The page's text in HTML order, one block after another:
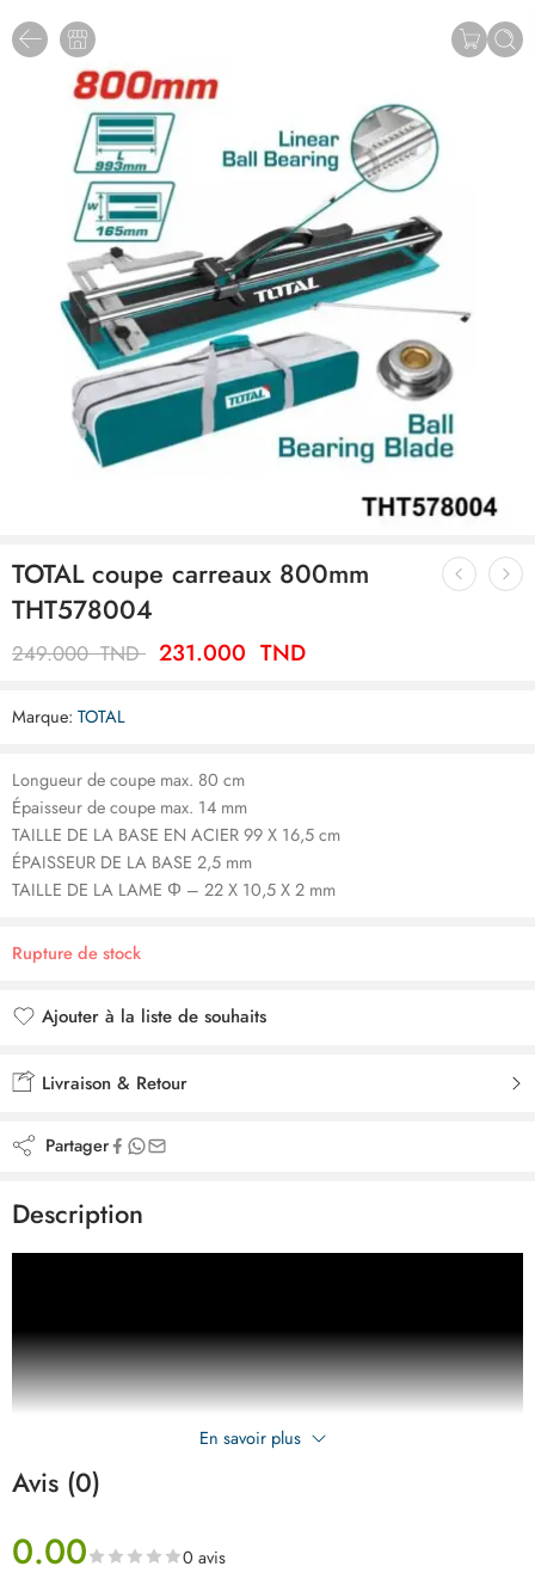
TOTAL coupe carreaux 800mm
THT578004
249.000TND 231.000 TND
Marque: TOTAL
Longueur de coupe max. 80 cm
Épaisseur de coupe max. 14 mm
TAILLE DE LA BASE EN ACIER 99 X 16,5 cm
ÉPAISSEUR DE LA BASE 2,5 mm
TAILLE DE LA LAME Φ – 22 X 10,5 X 2 mm
Rupture de stock
Ajouter à la liste de souhaits
Livraison & Retour
Partager
Description
En savoir plus
Avis (0)
0.00 0 avis